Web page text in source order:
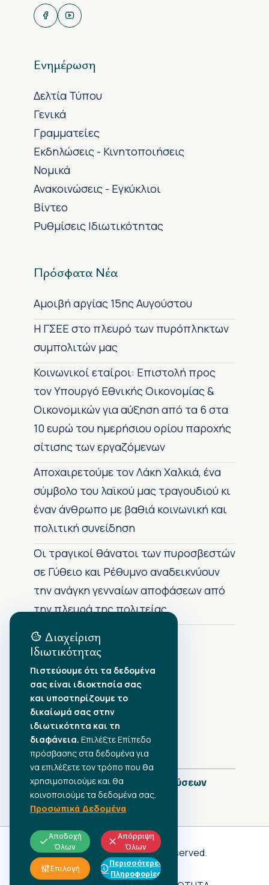
Ενημέρωση
Δελτία Τύπου
Γενικά
Γραμματείες
Εκδηλώσεις - Κινητοποιήσεις
Νομικά
Ανακοινώσεις - Εγκύκλιοι
Βίντεο
Ρυθμίσεις Ιδιωτικότητας
Πρόσφατα Νέα
Αμοιβή αργίας 15ης Αυγούστου
H ΓΣΕΕ στο πλευρό των πυρόπληκτων
συμπολιτών μας
Κοινωνικοί εταίροι: Επιστολή προς
τον Υπουργό Εθνικής Οικονομίας &
Οικονομικών για αύξηση από τα 6 στα
10 ευρώ του ημερήσιου ορίου παροχής
σίτισης των εργαζόμενων
Αποχαιρετούμε τον Λάκη Χαλκιά, ένα
σύμβολο του λαϊκού μας τραγουδιού κι
έναν άνθρωπο με βαθιά κοινωνική και
πολιτική συνείδηση
Οι τραγικοί θάνατοι των πυροσβεστών
σε Γύθειο και Ρέθυμνο αναδεικνύουν
την ανάγκη γενναίων αποφάσεων από
την πλευρά της πολιτείας
Αρχείο Δημοσιεύσεων
•Αύγουστος 2026
•Ιούλιος 2026
•Ιούνιος 2026
•Μάιος 2026
•Απρίλιος 2026
•Μάρτιος 2026
Πλήρες Ημερολόγιο Δημοσιεύσεων
Γ.Σ.Ε.Ε
© 2026 All rights reserved.
ΠΡΟΣΩΠΙΚΑ ΔΕΔΟΜΕΝΑ
Διαχείριση
Ιδιωτικότητας
Πιστεύουμε ότι τα δεδομένα
σας είναι ιδιοκτησία σας
και υποστηρίζουμε το
δικαίωμά σας στην
ιδιωτικότητα και τη
διαφάνεια. Επιλέξτε Επίπεδο
πρόσβασης στα δεδομένα για
να επιλέξετε τον τρόπο που θα
χρησιμοποιούμε και θα
κοινοποιούμε τα δεδομένα σας.
Προσωπικά Δεδομένα
Αποδοχή
Όλων
Απόρριψη
Όλων
Επιλογή
Περισσότερες
Πληροφορίες